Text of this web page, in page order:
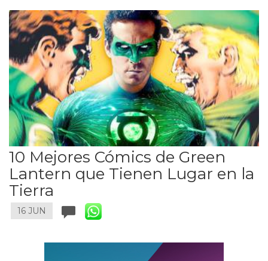
10 Mejores Cómics de Green
Lantern que Tienen Lugar en la
Tierra
16 JUN